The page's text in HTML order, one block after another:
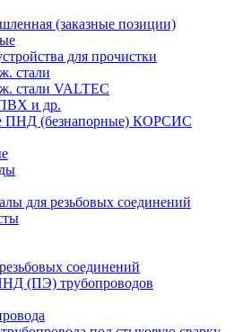
(заказные позиции)
для прочистки
стали
стали VALTEC
и др.
ПНД (безнапорные) КОРСИС
для резьбовых соединений
соединений
(ПЭ) трубопроводов